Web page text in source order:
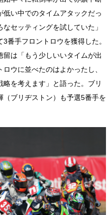
い中でのタイムアタックだっ
セッティングを試していた」
番手フロントロウを獲得した。
は「もう少しいいタイムが出
ウに並べたのはよかったし、
を考えます」と語った。ブリ
ブリヂストン）も予選5番手を